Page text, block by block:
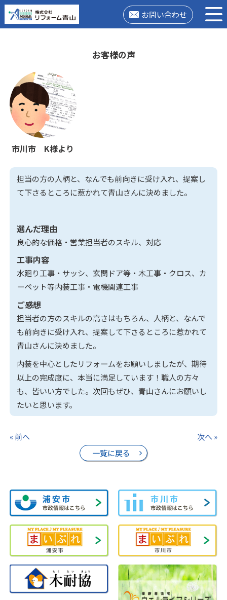
お問い合わせ
お客様の声
市川市 K様より
担当の方の人柄と、なんでも前向きに受け入れ、提案し
て下さるところに惹かれて青山さんに決めました。
選んだ理由
良心的な価格・営業担当者のスキル、対応
工事内容
水廻り工事・サッシ、玄関ドア等・木工事・クロス、カ
ーペット等内装工事・電機関連工事
ご感想
担当者の方のスキルの高さはもちろん、人柄と、なんで
も前向きに受け入れ、提案して下さるところに惹かれて
青山さんに決めました。
内装を中心としたリフォームをお願いしましたが、期待
以上の完成度に、本当に満足しています！職人の方々
も、皆いい方でした。次回もぜひ、青山さんにお願いし
たいと思います。
« 前へ
一覧に戻る
次へ »